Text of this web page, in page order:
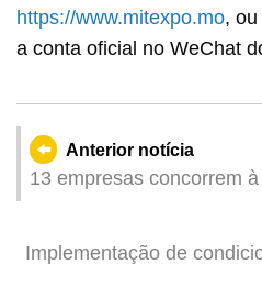
https://www.mitexpo.mo, ou
a conta oficial no WeChat
Anterior notícia
13 empresas concorrem
exploração do serviço
de seis parques,
a Rua da Bacia Sul
Implementação de